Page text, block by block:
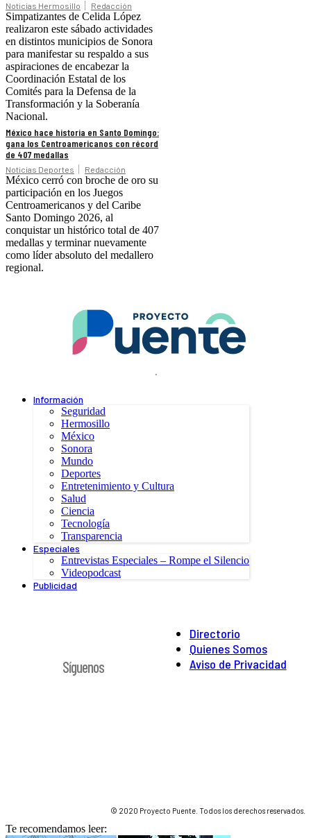
Noticias Hermosillo Redacción
Simpatizantes de Celida López
realizaron este sábado actividades
en distintos municipios de Sonora
para manifestar su respaldo a sus
aspiraciones de encabezar la
Coordinación Estatal de los
Comités para la Defensa de la
Transformación y la Soberanía
Nacional.
México hace historia en Santo Domingo:
gana los Centroamericanos con récord
de 407 medallas
Noticias Deportes Redacción
México cerró con broche de oro su
participación en los Juegos
Centroamericanos y del Caribe
Santo Domingo 2026, al
conquistar un histórico total de 407
medallas y terminar nuevamente
como líder absoluto del medallero
regional.
.
Información
Seguridad
Hermosillo
México
Sonora
Mundo
Deportes
Entretenimiento y Cultura
Salud
Ciencia
Tecnología
Transparencia
Especiales
Entrevistas Especiales – Rompe el Silencio
Videopodcast
Publicidad
Directorio
Quienes Somos
Aviso de Privacidad
Síguenos
© 2020 Proyecto Puente. Todos los derechos reservados.
Te recomendamos leer: